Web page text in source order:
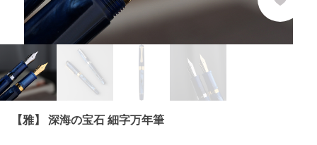
【雅】 深海の宝石 細字万年筆